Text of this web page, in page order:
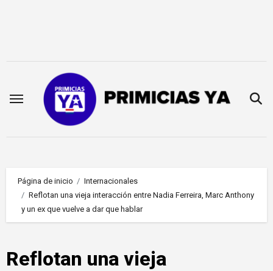
Página de inicio
Internacionales
Reflotan una vieja interacción entre Nadia Ferreira, Marc Anthony
y un ex que vuelve a dar que hablar
Reflotan una vieja